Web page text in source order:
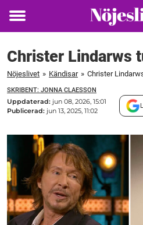
Toggle
Christer Lindarws
Nöjeslivet » Kändisar » Christer
SKRIBENT: JONNA CLAESSON
Uppdaterad: jun 08, 2026, 15:01
Publicerad: jun 13, 2025, 11:02